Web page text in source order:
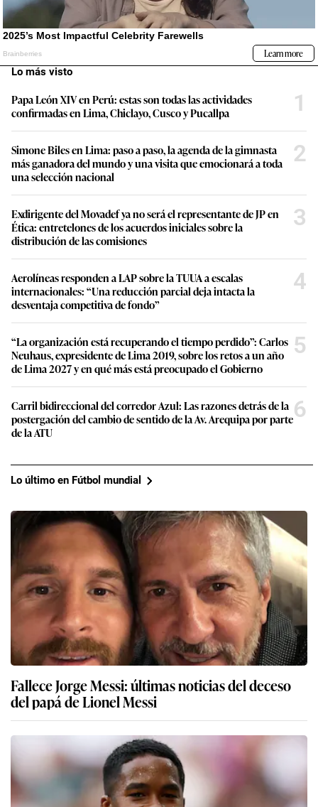
Lo más visto
Papa León XIV en Perú: estas son todas las actividades
confirmadas en Lima, Chiclayo, Cusco y Pucallpa
1
Simone Biles en Lima: paso a paso, la agenda de la gimnasta
más ganadora del mundo y una visita que emocionará a toda
una selección nacional
2
Exdirigente del Movadef ya no será el representante de JP en
Ética: entretelones de los acuerdos iniciales sobre la
distribución de las comisiones
3
Aerolíneas responden a LAP sobre la TUUA a escalas
internacionales: “Una reducción parcial deja intacta la
desventaja competitiva de fondo”
4
“La organización está recuperando el tiempo perdido”: Carlos
Neuhaus, expresidente de Lima 2019, sobre los retos a un año
de Lima 2027 y en qué más está preocupado el Gobierno
5
Carril bidireccional del corredor Azul: Las razones detrás de la
postergación del cambio de sentido de la Av. Arequipa por parte
de la ATU
6
Lo último en Fútbol mundial
Fallece Jorge Messi: últimas noticias del deceso
del papá de Lionel Messi